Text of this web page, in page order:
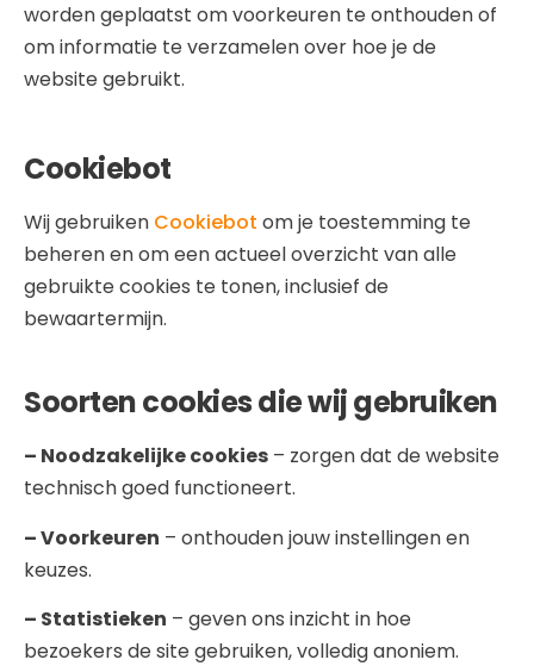
worden geplaatst om voorkeuren te onthouden of
om informatie te verzamelen over hoe je de
website gebruikt.
Cookiebot
Wij gebruiken Cookiebot om je toestemming te
beheren en om een actueel overzicht van alle
gebruikte cookies te tonen, inclusief de
bewaartermijn.
Soorten cookies die wij gebruiken
– Noodzakelijke cookies – zorgen dat de website
technisch goed functioneert.
– Voorkeuren – onthouden jouw instellingen en
keuzes.
– Statistieken – geven ons inzicht in hoe
bezoekers de site gebruiken, volledig anoniem.